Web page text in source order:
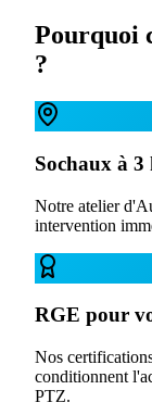
Pourquoi
?
Sochaux à
Notre atelier
intervention
RGE pour
Nos
conditionnent
PTZ.